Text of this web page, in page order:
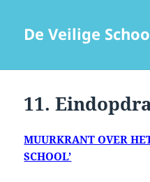
De Veilige
11.
MUURKRANT OVER
SCHOOL’